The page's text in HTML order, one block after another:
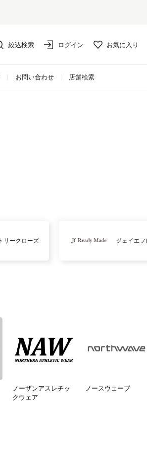
絞込検索 ログイン お気に入り
お問い合わせ 店舗検索
リークローズ ジェイエフ
ノーザンアスレチッ
クウェア
ノースウェーブ